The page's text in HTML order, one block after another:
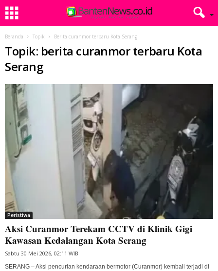
Beranda Topik Berita curanmor terbaru Kota Serang
Topik: berita curanmor terbaru Kota
Serang
Peristiwa
Aksi Curanmor Terekam CCTV di Klinik Gigi
Kawasan Kedalangan Kota Serang
Sabtu 30 Mei 2026, 02:11 WIB
SERANG – Aksi pencurian kendaraan bermotor (Curanmor) kembali terjadi di